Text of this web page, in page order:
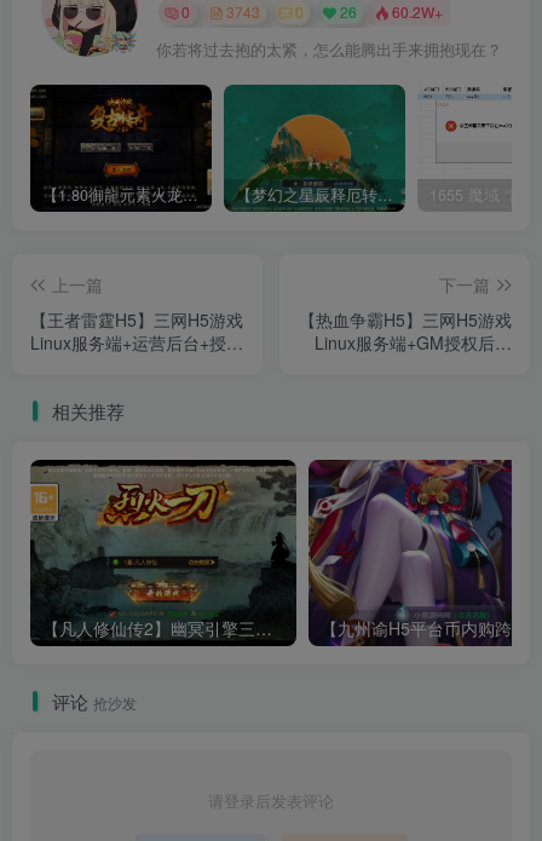
0 3743 0 26 60.2W+
你若将过去抱的太紧，怎么能腾出手来拥抱现在？
【1.80御龍元素火龙[摸摸登陆器]】战神引擎WIN服务端+GM工具+充值后台+双端+架设教程 【梦幻之星辰释厄转尊享挂机版】MT3换皮梦幻西游Linux服务端+GM后台+双端+源码+架设教程
上一篇
【王者雷霆H5】三网H5游戏
Linux服务端+运营后台+授权
下一篇
【热血争霸H5】三网H5游戏
Linux服务端+GM授权后台
相关推荐
【凡人修仙传2】幽冥引擎三网H5游戏Win服务端+全套表+全套源码+运营管理后台+安卓+架设教程
评论 抢沙发
请登录后发表评论